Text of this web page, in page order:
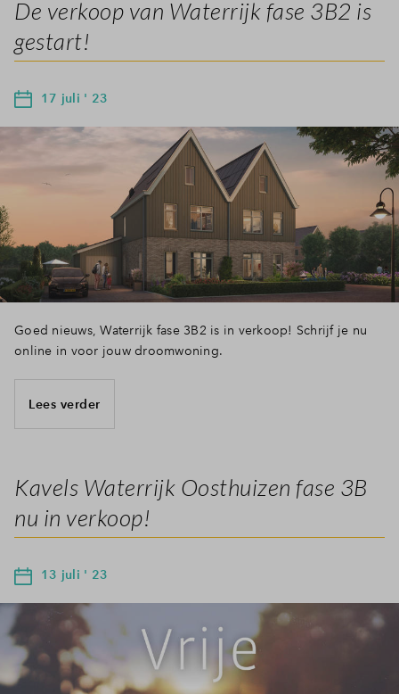
De verkoop van Waterrijk fase 3B2 is
gestart!
17 juli ' 23
Goed nieuws, Waterrijk fase 3B2 is in verkoop! Schrijf je nu
online in voor jouw droomwoning.
Lees verder
Kavels Waterrijk Oosthuizen fase 3B
nu in verkoop!
13 juli ' 23